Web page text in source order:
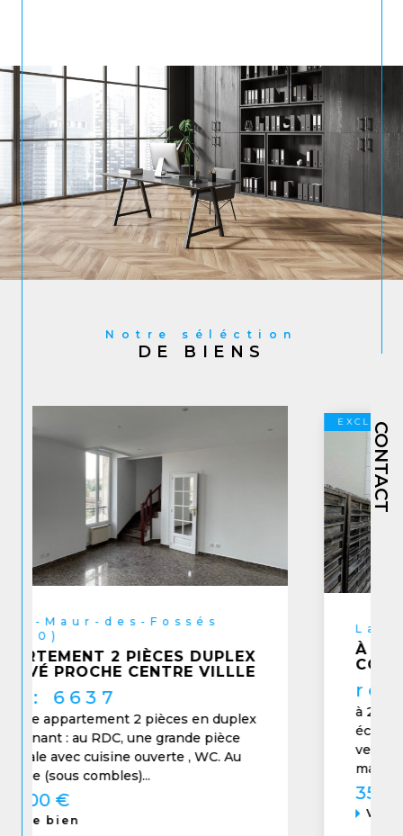
CONTACT
Notre séléction
DE BIENS
La Queue-en-Brie (94510)
À 2 PAS DU CENTRE ANCIEN -
COMMERCES ÉCOLES ÉGLISE
réf : 708001v
à 2 pas du centre ancien - commerces
écoles église - au coeur d'un espace de
verdure ,dans petit résidence calme:
maison de ville de 2009...
350 000 €